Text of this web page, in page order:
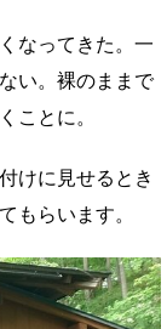
なってきた。一
い。裸のままで
ことに。
けに見せるとき
もらいます。